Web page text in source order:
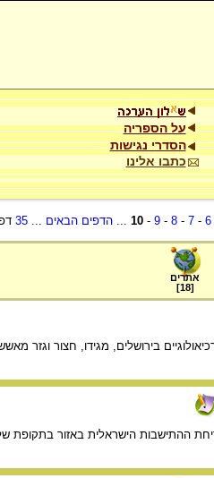
על הספריה
הסדרי נגישות
כתבו אלינו
6
-
7
-
8
-
9
-
10
...הדפים הבאים ...
35
אתרים
[
18
]
בירושלים, מגידו, חצור וגזר
ההתישבות הישראלית באזור בתקופת